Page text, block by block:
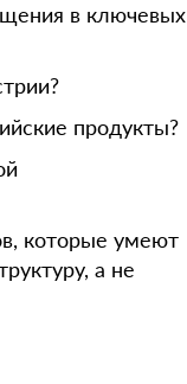
в ключевых
продукты?
которые умеют
а не